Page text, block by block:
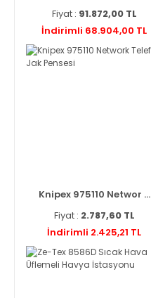
Fiyat : 91.872,00 TL
İndirimli 68.904,00 TL
Knipex 975110 Networ ...
Fiyat : 2.787,60 TL
İndirimli 2.425,21 TL